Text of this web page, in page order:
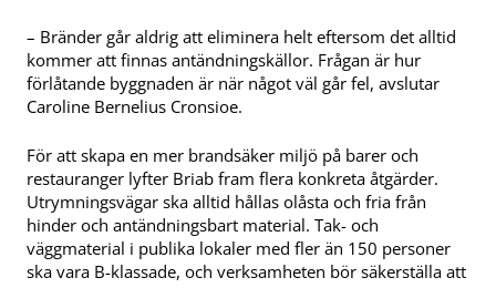
– Bränder går aldrig att eliminera helt eftersom det alltid
kommer att finnas antändningskällor. Frågan är hur
förlåtande byggnaden är när något väl går fel, avslutar
Caroline Bernelius Cronsioe.
För att skapa en mer brandsäker miljö på barer och
restauranger lyfter Briab fram flera konkreta åtgärder.
Utrymningsvägar ska alltid hållas olåsta och fria från
hinder och antändningsbart material. Tak- och
väggmaterial i publika lokaler med fler än 150 personer
ska vara B-klassade, och verksamheten bör säkerställa att